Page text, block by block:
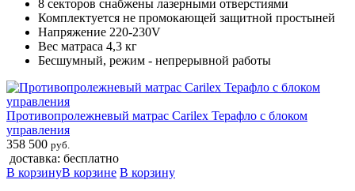
8 секторов снабжены лазерными отверстиями
Комплектуется не промокающей защитной простыней
Напряжение 220-230V
Вес матраса 4,3 кг
Бесшумный, режим - непрерывной работы
Противопролежневый матрас Carilex Терафло с блоком
управления
358 500 руб.
доставка: бесплатно
В корзинуВ корзине В корзину